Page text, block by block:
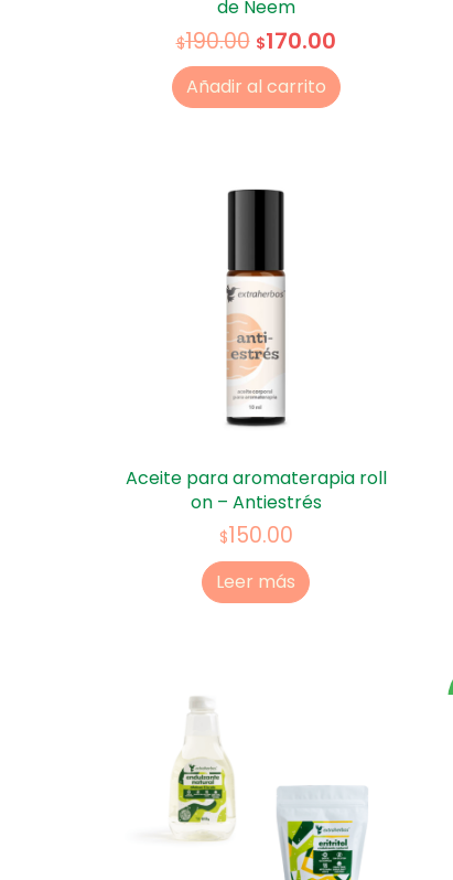
de Neem
$190.00 $170.00
Añadir al carrito
Aceite para aromaterapia roll
on – Antiestrés
$150.00
Leer más